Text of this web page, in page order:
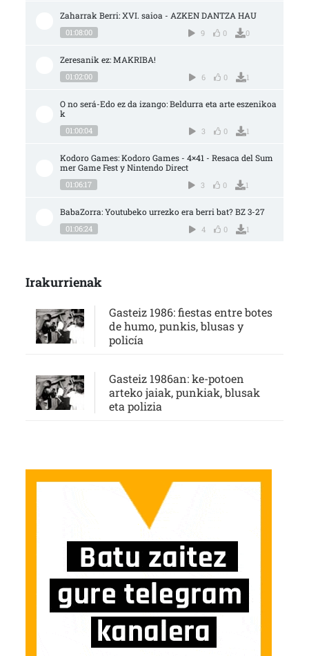
Zaharrak Berri: XVI. saioa - AZKEN DANTZA HAU
01:08:00 9 0 0
Zeresanik ez: MAKRIBA!
01:02:00 6 0 1
O no será-Edo ez da izango: Beldurra eta arte eszenikoa
k
01:00:04 3 0 1
Kodoro Games: Kodoro Games - 4×41 - Resaca del Sum
mer Game Fest y Nintendo Direct
01:06:17 3 0 1
BabaZorra: Youtubeko urrezko era berri bat? BZ 3-27
01:06:24 4 0 1
Irakurrienak
Gasteiz 1986: fiestas entre botes
de humo, punkis, blusas y
policía
Gasteiz 1986an: ke-potoen
arteko jaiak, punkiak, blusak
eta polizia